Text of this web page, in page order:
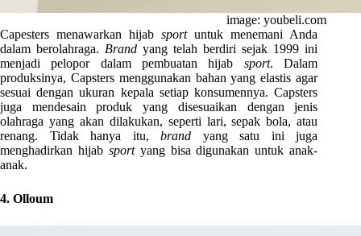
image: youbeli.com
Capesters menawarkan hijabsportuntuk menemani Anda
dalam berolahraga. Brand yang telah berdiri sejak 1999 ini
menjadi pelopor dalam pembuatan hijab sport. Dalam
produksinya, Capsters menggunakan bahan yang elastis agar
sesuai dengan ukuran kepala setiap konsumennya. Capsters
juga mendesain produk yang disesuaikan dengan jenis
olahraga yang akan dilakukan, seperti lari, sepak bola, atau
renang. Tidak hanya itu,brand yang satu ini juga
menghadirkan hijab sportyang bisa digunakan untuk anak-
anak.
4. Olloum